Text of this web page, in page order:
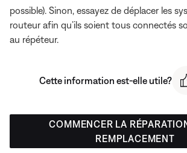
possible). Sinon, essayez de déplacer les
routeur afin qu’ils soient tous connectés
au répéteur.
Cette information est-elle utile?
COMMENCER LA
REMPLACEMENT